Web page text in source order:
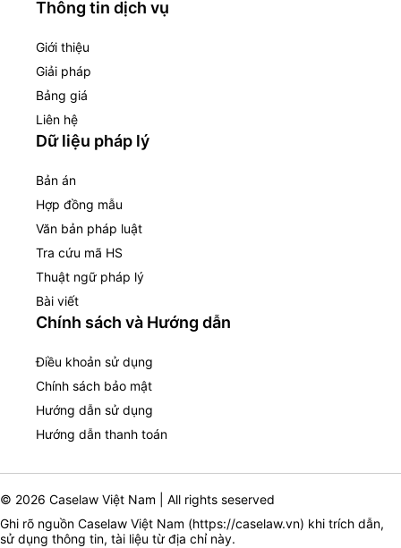
Thông tin dịch vụ
Giới thiệu
Giải pháp
Bảng giá
Liên hệ
Dữ liệu pháp lý
Bản án
Hợp đồng mẫu
Văn bản pháp luật
Tra cứu mã HS
Thuật ngữ pháp lý
Bài viết
Chính sách và Hướng dẫn
Điều khoản sử dụng
Chính sách bảo mật
Hướng dẫn sử dụng
Hướng dẫn thanh toán
© 2026 Caselaw Việt Nam | All rights seserved
Ghi rõ nguồn Caselaw Việt Nam (https://caselaw.vn) khi trích dẫn,
sử dụng thông tin, tài liệu từ địa chỉ này.